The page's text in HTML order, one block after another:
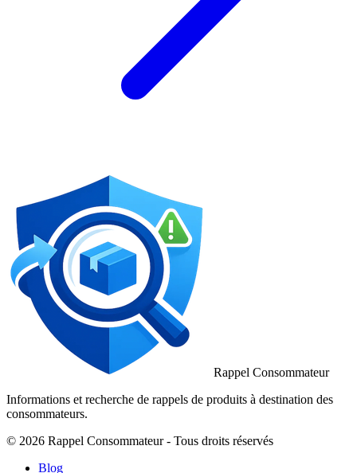
Rappel Consommateur
Informations et recherche de rappels de produits à destination des
consommateurs.
© 2026 Rappel Consommateur - Tous droits réservés
Blog